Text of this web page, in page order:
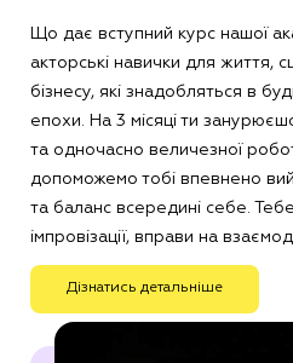
Що дає вступний курс нашої
акторські навички для життя,
бізнесу, які знадобляться в
епохи. На 3 місяці ти
та одночасно величезної
допоможемо тобі впевнено
та баланс всередині себе.
імпровізації, вправи на
Дізнатись детальніше